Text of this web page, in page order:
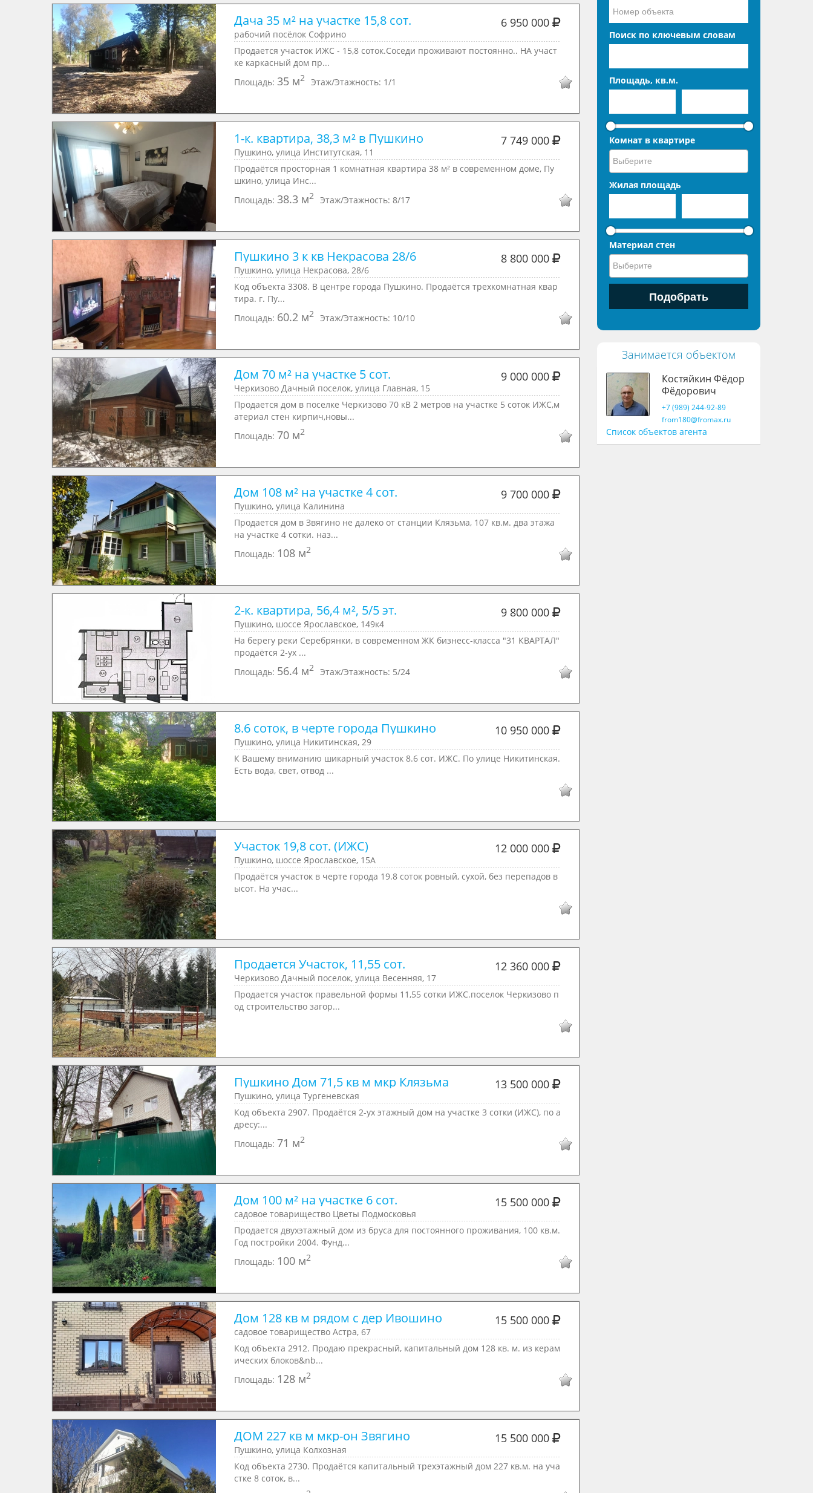
Дача 35 м² на участке 15,8 сот. 6 950 000
рабочий посёлок Софрино
Продается участок ИЖС - 15,8 соток.Соседи проживают постоянно.. НА участ
ке каркасный дом пр...
Площадь: 35 м2 Этаж/Этажность: 1/1
1-к. квартира, 38,3 м² в Пушкино 7 749 000
Пушкино, улица Институтская, 11
Продаётся просторная 1 комнатная квартира 38 м² в современном доме, Пу
шкино, улица Инс...
Площадь: 38.3 м2 Этаж/Этажность: 8/17
Пушкино 3 к кв Некрасова 28/6 8 800 000
Пушкино, улица Некрасова, 28/6
Код объекта 3308. В центре города Пушкино. Продаётся трехкомнатная квар
тира. г. Пу...
Площадь: 60.2 м2 Этаж/Этажность: 10/10
Дом 70 м² на участке 5 сот. 9 000 000
Черкизово Дачный поселок, улица Главная, 15
Продается дом в поселке Черкизово 70 кВ 2 метров на участке 5 соток ИЖС,м
атериал стен кирпич,новы...
Площадь: 70 м2
Дом 108 м² на участке 4 сот. 9 700 000
Пушкино, улица Калинина
Продается дом в Звягино не далеко от станции Клязьма, 107 кв.м. два этажа
на участке 4 сотки. наз...
Площадь: 108 м2
2-к. квартира, 56,4 м², 5/5 эт. 9 800 000
Пушкино, шоссе Ярославское, 149к4
На берегу реки Серебрянки, в современном ЖК бизнесс-класса "31 КВАРТАЛ"
прoдаётся 2-ух ...
Площадь: 56.4 м2 Этаж/Этажность: 5/24
8.6 соток, в черте города Пушкино 10 950 000
Пушкино, улица Никитинская, 29
К Вашему вниманию шикарный участок 8.6 сот. ИЖС. По улице Никитинская.
Есть вода, свет, отвод ...
Участок 19,8 сот. (ИЖС) 12 000 000
Пушкино, шоссе Ярославское, 15А
Продаётся участок в черте города 19.8 соток ровный, сухой, без перепадов в
ысот. На учас...
Продается Участок, 11,55 сот. 12 360 000
Черкизово Дачный поселок, улица Весенняя, 17
Продается участок правельной формы 11,55 сотки ИЖС.поселок Черкизово п
од строительство загор...
Пушкино Дом 71,5 кв м мкр Клязьма 13 500 000
Пушкино, улица Тургеневская
Код объекта 2907. Продаётся 2-ух этажный дом на участке 3 сотки (ИЖС), по а
дресу:...
Площадь: 71 м2
Дом 100 м² на участке 6 сот. 15 500 000
садовое товарищество Цветы Подмосковья
Продается двухэтажный дом из бруса для постоянного проживания, 100 кв.м.
Год постройки 2004. Фунд...
Площадь: 100 м2
Дом 128 кв м рядом с дер Ивошино 15 500 000
садовое товарищество Астра, 67
Код объекта 2912. Продаю прекрасный, капитальный дом 128 кв. м. из керам
ических блоков&nb...
Площадь: 128 м2
ДОМ 227 кв м мкр-он Звягино 15 500 000
Пушкино, улица Колхозная
Код объекта 2730. Продаётся капитальный трехэтажный дом 227 кв.м. на уча
стке 8 соток, в...
Поиск по ключевым словам
Площадь, кв.м.
Комнат в квартире
Жилая площадь
Материал стен
Занимается объектом
Костяйкин Фёдор
Фёдорович
+7 (989) 244-92-89
from180@fromax.ru
Список объектов агента